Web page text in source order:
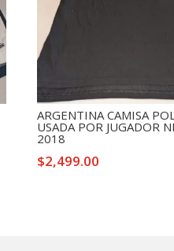
ARGENTINA CAMISA
USADA POR JUGADOR
2018
$2,499.00